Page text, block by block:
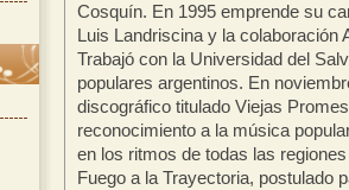
Cosquín. En 1995 emprende su
Luis Landriscina y la colaboración
Trabajó con la Universidad del
populares argentinos. En
discográfico titulado Viejas
reconocimiento a la música
en los ritmos de todas las
Fuego a la Trayectoria, postulado